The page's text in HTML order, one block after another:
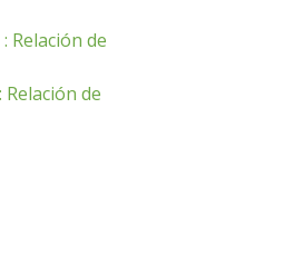
Relación de
de